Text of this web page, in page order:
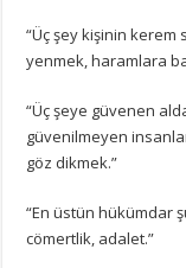
“Üç şey kişinin
yenmek, haramlara
“Üç şeye güvenen
güvenilmeyen
göz dikmek.”
“En üstün hükümdar
cömertlik, adalet.”